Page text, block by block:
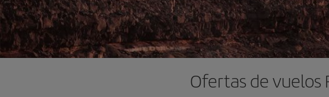
Ofertas de vuelos